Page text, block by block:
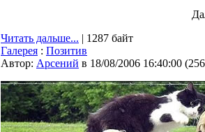
Читать дальше... | 1287 байт
Галерея : Позитив
Автор: Арсений в 18/08/2006 16:40:00 (